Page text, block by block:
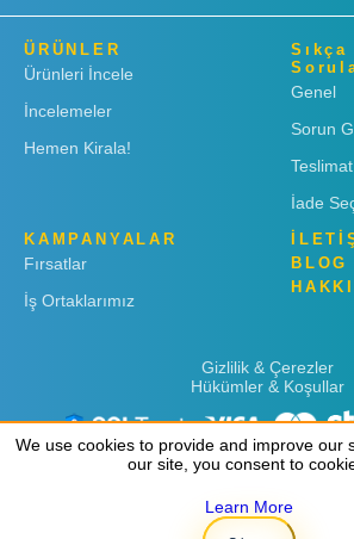
ÜRÜNLER
Ürünleri İncele
İncelemeler
Hemen Kirala!
Genel
Sorun
İade
KAMPANYALAR
Fırsatlar
İş Ortaklarımız
BLOG
Gizlilik & Çerezler
Hükümler & Koşullar
Copyright © 2019 Rent 'n
We use cookies to provide and improve our
our site, you consent to
Learn More
We use cookies to provide and improve our
our site, you consent to
Learn More